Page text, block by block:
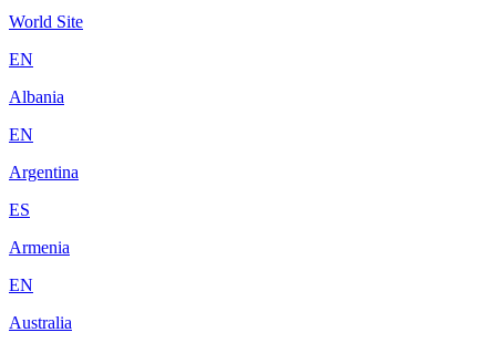
World Site
EN
Albania
EN
Argentina
ES
Armenia
EN
Australia